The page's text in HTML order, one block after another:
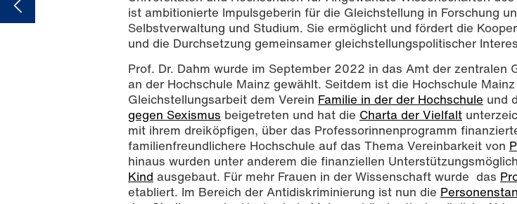
ist ambitionierte Impulsgeberin für die Gleichstellung in Forschung
Selbstverwaltung und Studium. Sie ermöglicht und fördert die
und die Durchsetzung gemeinsamer gleichstellungspolitischer
Prof. Dr. Dahm wurde im September 2022 in das Amt der zentralen
an der Hochschule Mainz gewählt. Seitdem ist die Hochschule
Gleichstellungsarbeit dem Verein Familie in der der Hochschule und
gegen Sexismus beigetreten und hat die Charta der Vielfalt
mit ihrem dreiköpfigen, über das Professorinnenprogramm
familienfreundlichere Hochschule auf das Thema Vereinbarkeit von
hinaus wurden unter anderem die finanziellen
Kind ausgebaut. Für mehr Frauen in der Wissenschaft wurde das
etabliert. Im Bereich der Antidiskriminierung ist nun die